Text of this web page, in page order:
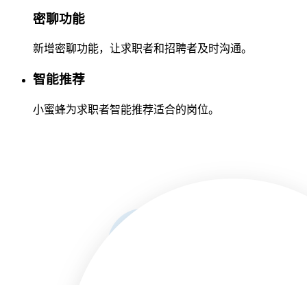
密聊功能
新增密聊功能，让求职者和招聘者及时沟通。
智能推荐
小蜜蜂为求职者智能推荐适合的岗位。